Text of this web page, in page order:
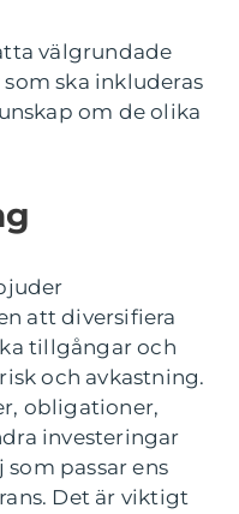
välgrundade
ska inkluderas
om de olika
att diversifiera
tillgångar och
och avkastning.
obligationer,
investeringar
passar ens
Det är viktigt